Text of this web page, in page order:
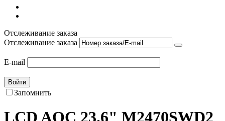
Отслеживание заказа
Отслеживание заказа
E-mail
Войти
Запомнить
LCD AOC 23.6" M2470SWD2